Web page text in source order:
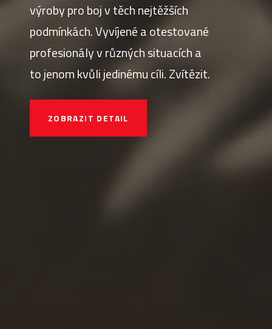
výroby pro boj v těch nejtěžších
podmínkách. Vyvíjené a otestované
profesionály v různých situacích a
to jenom kvůli jedinému cíli. Zvítězit.
ZOBRAZIT DETAIL